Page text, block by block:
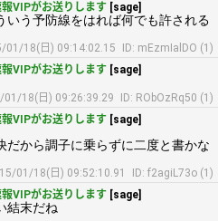
VIPがお送りします [sage]
いう予防線をはれば何でも許される
01/18(日) 09:14:02.15
ID: mEzmIalDO (1)
VIPがお送りします [sage]
01/18(日) 09:26:39.29
ID: RObOzRq50 (1)
VIPがお送りします [sage]
だから調子に乗らずに二度と書かな
01/18(日) 09:52:10.91
ID: f2agiL73o (1)
VIPがお送りします [sage]
結末だね